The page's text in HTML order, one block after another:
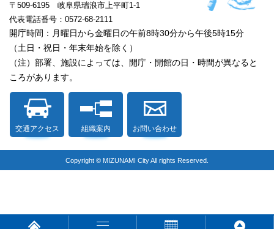
〒509-6195 岐阜県瑞浪市上平町1-1
代表電話番号：0572-68-2111
開庁時間：月曜日から金曜日の午前8時30分から午後5時15分
（土日・祝日・年末年始を除く）
（注）部署、施設によっては、開庁・開館の日・時間が異なると
ころがあります。
交通アクセス 組織案内 お問い合わせ
Copyright © MIZUNAMI City All rights Reserved.